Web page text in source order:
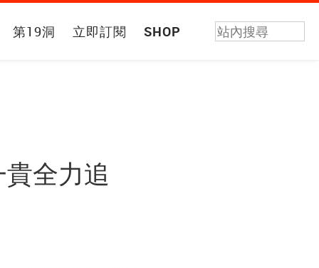
第19洞 立即訂閱 SHOP
全力追